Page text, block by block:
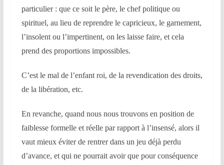
particulier : que ce soit le père, le chef politique ou
spirituel, au lieu de reprendre le capricieux, le garnement,
l’insolent ou l’impertinent, on les laisse faire, et cela
prend des proportions impossibles.
C’est le mal de l’enfant roi, de la revendication des droits,
de la libération, etc.
En revanche, quand nous nous trouvons en position de
faiblesse formelle et réelle par rapport à l’insensé, alors il
vaut mieux éviter de rentrer dans un jeu déjà perdu
d’avance, et qui ne pourrait avoir que pour conséquence